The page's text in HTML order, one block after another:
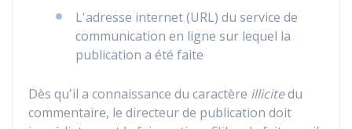
L'adresse internet (URL) du service de
communication en ligne sur lequel la
publication a été faite
Dès qu'il a connaissance du caractère illicitedu
commentaire, le directeur de publication doit